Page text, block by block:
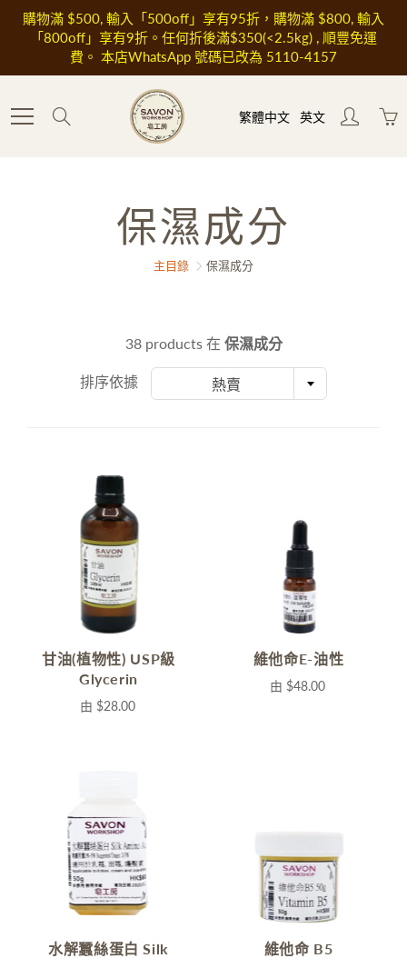
Skip
Content
購物滿 $500, 輸入「500off」享有95折，購物滿 $800, 輸入
「800off」享有9折。任何折後滿$350(<2.5kg) , 順豐免運
費。 本店WhatsApp 號碼已改為 5110-4157
繁體中文 英文
保濕成分
主目錄 保濕成分
38 products 在 保濕成分
排序依據 熱賣
甘油(植物性) USP級
Glycerin
由 $28.00
維他命E-油性
由 $48.00
水解蠶絲蛋白 Silk
維他命 B5